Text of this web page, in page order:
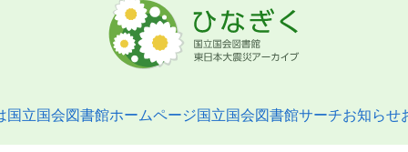
国立国会図書館ホームページ国立国会図書館サーチお知らせ